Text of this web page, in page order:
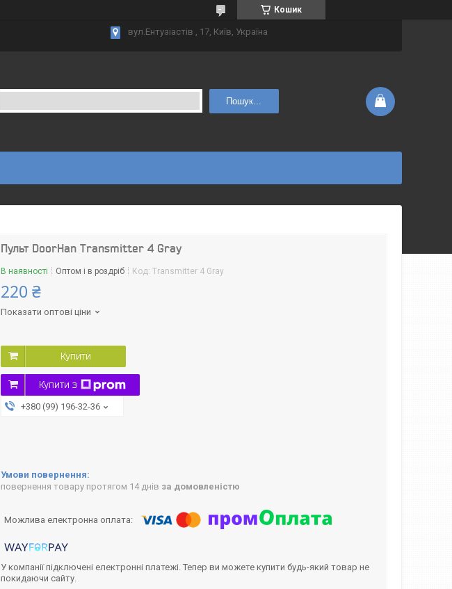
Кошик
вул.Ентузіастів , 17, Київ, Україна
Пошук...
Пульт DoorHan Transmitter 4 Gray
В наявності Оптом і в роздріб Код: Transmitter 4 Gray
220 ₴
Показати оптові ціни
Купити
Купити з
+380 (99) 196-32-36
повернення товару протягом 14 днів за домовленістю
У компанії підключені електронні платежі. Тепер ви можете купити будь-який товар не
покидаючи сайту.